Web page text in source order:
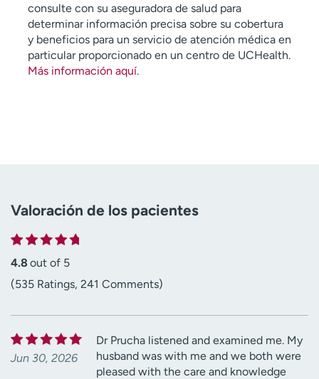
consulte con su aseguradora de salud para
determinar información precisa sobre su cobertura
y beneficios para un servicio de atención médica en
particular proporcionado en un centro de UCHealth.
Más información aquí.
Valoración de los pacientes
4.8 out of 5
(535 Ratings, 241 Comments)
Jun 30, 2026
Dr Prucha listened and examined me. My
husband was with me and we both were
pleased with the care and knowledge